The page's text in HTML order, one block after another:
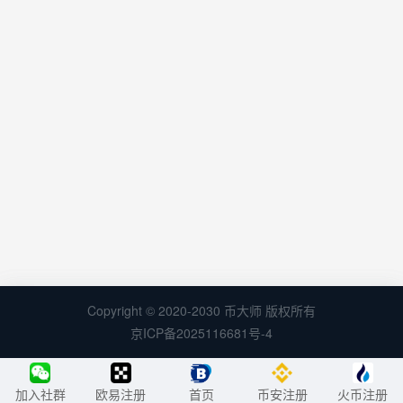
Copyright © 2020-2030 币大师 版权所有
京ICP备2025116681号-4
加入社群 欧易注册 首页 币安注册 火币注册